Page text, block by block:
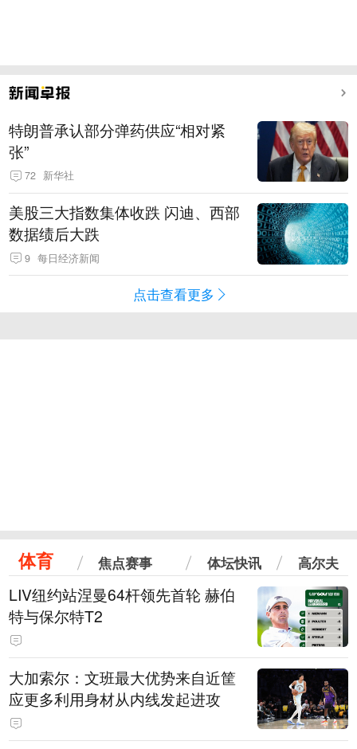
特朗普承认部分弹药供应“相对紧
张”
72 新华社
美股三大指数集体收跌 闪迪、西部
数据绩后大跌
9 每日经济新闻
点击查看更多
体育 焦点赛事 体坛快讯 高尔夫
LIV纽约站涅曼64杆领先首轮 赫伯
特与保尔特T2
大加索尔：文班最大优势来自近筐
应更多利用身材从内线发起进攻